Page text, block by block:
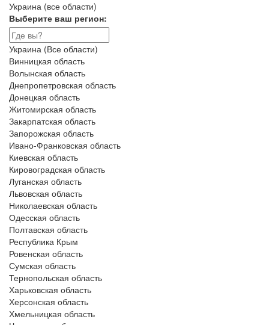
Украина (все области)
Выберите ваш регион:
Украина (Все области)
Винницкая область
Волынская область
Днепропетровская область
Донецкая область
Житомирская область
Закарпатская область
Запорожская область
Ивано-Франковская область
Киевская область
Кировоградская область
Луганская область
Львовская область
Николаевская область
Одесская область
Полтавская область
Республика Крым
Ровенская область
Сумская область
Тернопольская область
Харьковская область
Херсонская область
Хмельницкая область